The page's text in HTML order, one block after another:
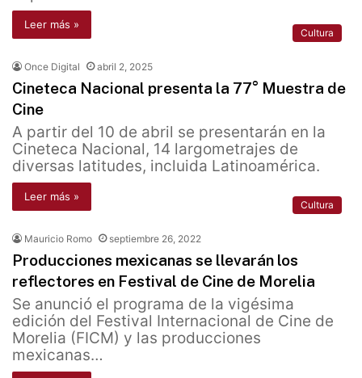
Leer más »
Cultura
Once Digital abril 2, 2025
Cineteca Nacional presenta la 77° Muestra de
Cine
A partir del 10 de abril se presentarán en la
Cineteca Nacional, 14 largometrajes de
diversas latitudes, incluida Latinoamérica.
Leer más »
Cultura
Mauricio Romo septiembre 26, 2022
Producciones mexicanas se llevarán los
reflectores en Festival de Cine de Morelia
Se anunció el programa de la vigésima
edición del Festival Internacional de Cine de
Morelia (FICM) y las producciones
mexicanas…